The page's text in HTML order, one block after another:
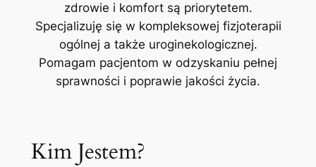
zdrowie i komfort są priorytetem.
Specjalizuję się w kompleksowej fizjoterapii
ogólnej a także uroginekologicznej.
Pomagam pacjentom w odzyskaniu pełnej
sprawności i poprawie jakości życia.
Kim Jestem?